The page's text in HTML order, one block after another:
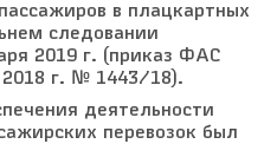
в плацкартных
следовании
2019 г. (приказ ФАС
2018 г. № 1443/18).
деятельности
перевозок был